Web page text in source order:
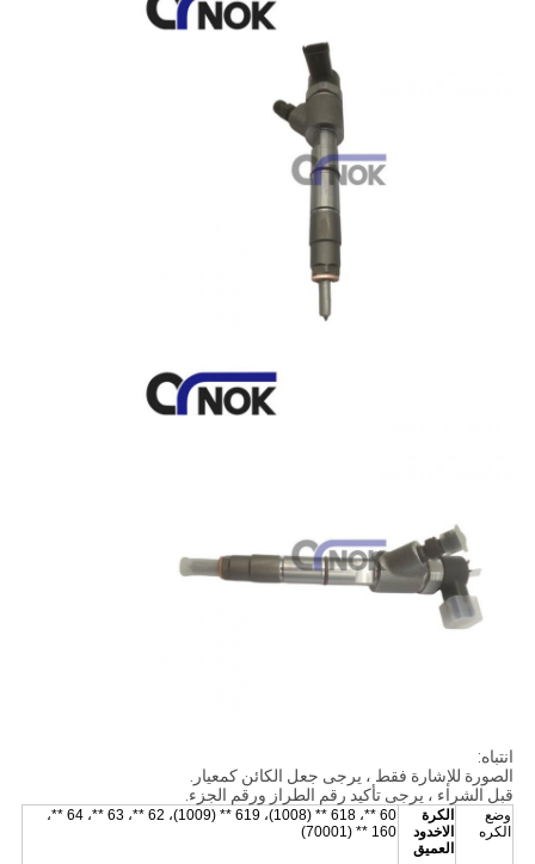
انتباه:
الصورة للإشارة فقط ، يرجى جعل الكائن كمعيار.
قبل الشراء ، يرجى تأكيد رقم الطراز ورقم الجزء.
وضع
الكره
الكرة
الاخدود
العميق
60 **، 618 ** (1008)، 619 ** (1009)، 62 **، 63 **، 64 **،
160 ** (70001)